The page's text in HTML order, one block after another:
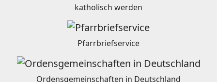
katholisch werden
Pfarrbriefservice
Ordensgemeinschaften in Deutschland